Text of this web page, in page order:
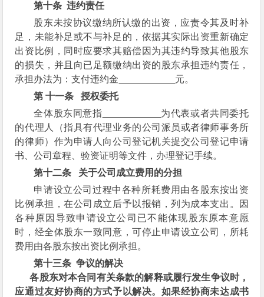
第十条 违约责任
股东未按协议缴纳所认缴的出资，应责令其及时补
足，未能补足或不与补足的，依据其实际出资重新确定
出资比例，同时应要求其赔偿因为其违约导致其他股东
的损失，并且向已足额缴纳出资的股东承担违约责任，
承担办法为：支付违约金
元。
第 十一条
授权委托
全体股东同意指
为代表或者共同委托
的代理人（指具有代理业务的公司派员或者律师事务所
的律师）作为申请人向公司登记机关提交公司登记申请
书、公司章程、验资证明等文件，办理登记手续。
第十二条
关于公司成立费用的分担
申请设立公司过程中各种所耗费用由各股东按出资
比例承担，在公司成立后予以报销，列为成本支出。因
各种原因导致申请设立公司已不能体现股东原本意愿
时，经全体股东一致同意，可停止申请设立公司，所耗
费用由各股东按出资比例承担。
第十三条 争议的解决
各股东对本合同有关条款的解释或履行发生争议时，
应通过友好协商的方式予以解决。如果经协商未达成书